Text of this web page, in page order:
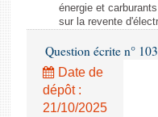
énergie et
sur la revente
Question écrite n°
Date de
dépôt :
21/10/2025